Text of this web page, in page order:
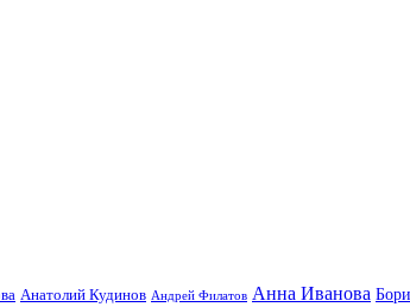
Анатолий Кудинов Андрей Филатов Анна Иванова